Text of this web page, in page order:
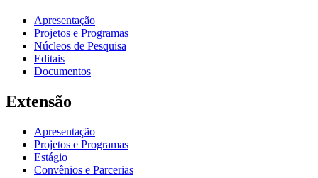
Apresentação
Projetos e Programas
Núcleos de Pesquisa
Editais
Documentos
Extensão
Apresentação
Projetos e Programas
Estágio
Convênios e Parcerias